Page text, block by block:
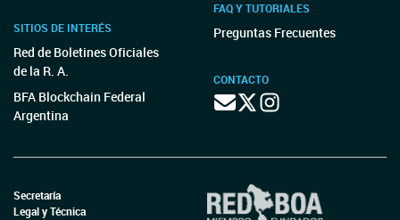
SITIOS DE INTERÉS
Red de Boletines Oficiales
de la R. A.
BFA Blockchain Federal
Argentina
FAQ Y TUTORIALES
Preguntas Frecuentes
CONTACTO
Secretaría
Legal y Técnica